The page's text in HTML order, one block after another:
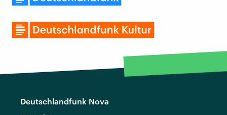
Deutschlandfunk Nova